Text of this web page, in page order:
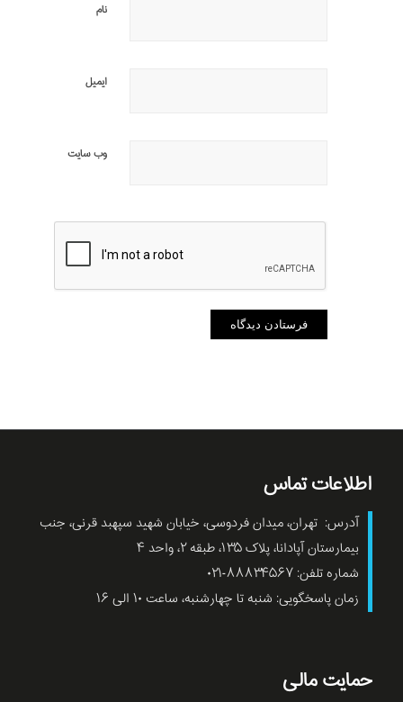
نام
ایمیل
وب‌ سایت
اطلاعات تماس
آدرس: تهران، میدان فردوسی، خیابان شهید سپهبد قرنی، جنب
بیمارستان آپادانا، پلاک ۱۳۵، طبقه ۲، واحد ۴
شماره تلفن: ۸۸۸۳۴۵۶۷-۰۲۱
زمان پاسخگویی: شنبه تا چهارشنبه، ساعت ۱۰ الی ۱۶
حمایت مالی